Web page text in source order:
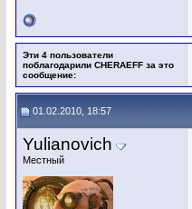
Эти 4 пользователи
поблагодарили CHERAEFF за это
сообщение:
01.02.2010, 18:57
Yulianovich
Местный